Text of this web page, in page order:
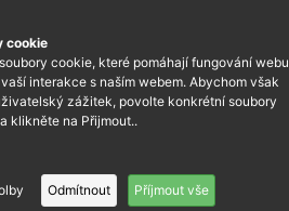
cookie
cookie, které pomáhají fungování webu
interakce s naším webem. Abychom však
zážitek, povolte konkrétní soubory
klikněte na Přijmout..
Odmítnout Příjmout vše